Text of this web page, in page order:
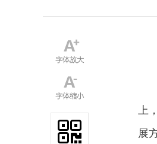
上
展